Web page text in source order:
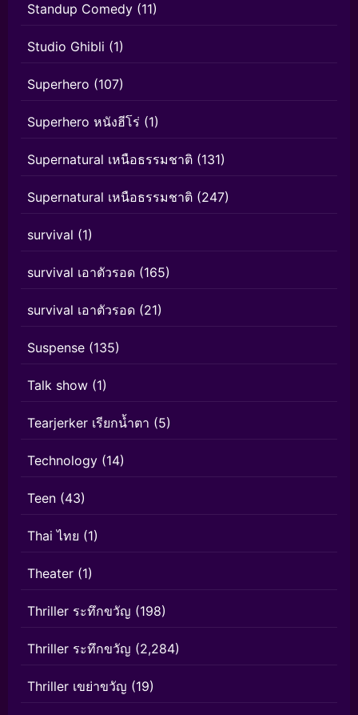
Standup Comedy (11)
Studio Ghibli (1)
Superhero (107)
Superhero หนังฮีโร่ (1)
Supernatural เหนือธรรมชาติ (131)
Supernatural เหนือธรรมชาติ (247)
survival (1)
survival เอาตัวรอด (165)
survival เอาตัวรอด (21)
Suspense (135)
Talk show (1)
Tearjerker เรียกน้ำตา (5)
Technology (14)
Teen (43)
Thai ไทย (1)
Theater (1)
Thriller ระทึกขวัญ (198)
Thriller ระทึกขวัญ (2,284)
Thriller เขย่าขวัญ (19)